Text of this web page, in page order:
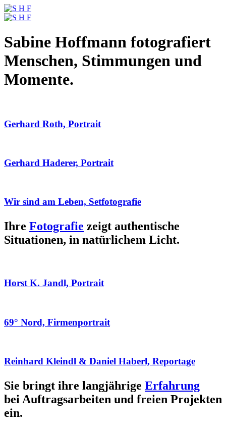
Sabine Hoffmann fotografiert
Menschen, Stimmungen und
Momente.
Gerhard Roth, Portrait
Gerhard Haderer, Portrait
Wir sind am Leben, Setfotografie
Ihre Fotografie zeigt authentische
Situationen, in natürlichem Licht.
Horst K. Jandl, Portrait
69° Nord, Firmenportrait
Reinhard Kleindl & Daniel Haberl, Reportage
Sie bringt ihre langjährige Erfahrung
bei Auftragsarbeiten und freien Projekten
ein.